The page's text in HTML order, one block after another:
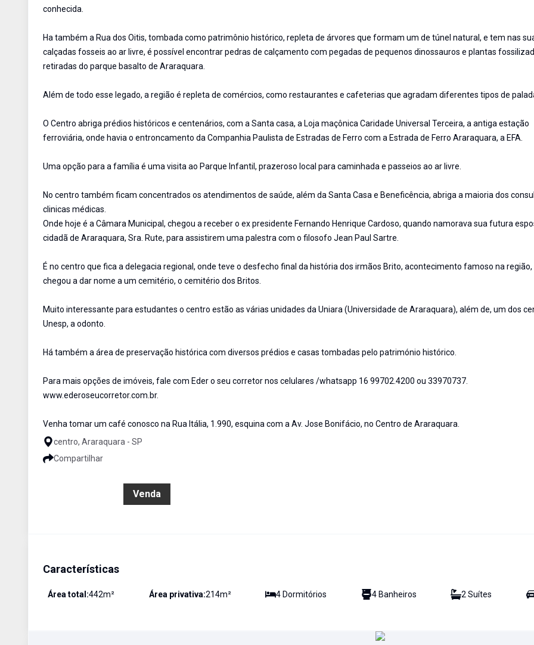
conhecida.
Ha também a Rua dos Oitis, tombada como patrimônio histórico, repleta de árvores que formam um de túnel natural, e tem nas
calçadas fosseis ao ar livre, é possível encontrar pedras de calçamento com pegadas de pequenos dinossauros e plantas
retiradas do parque basalto de Araraquara.
Além de todo esse legado, a região é repleta de comércios, como restaurantes e cafeterias que agradam diferentes tipos de
O Centro abriga prédios históricos e centenários, com a Santa casa, a Loja maçônica Caridade Universal Terceira, a antiga estação
ferroviária, onde havia o entroncamento da Companhia Paulista de Estradas de Ferro com a Estrada de Ferro Araraquara, a EFA.
Uma opção para a família é uma visita ao Parque Infantil, prazeroso local para caminhada e passeios ao ar livre.
No centro também ficam concentrados os atendimentos de saúde, além da Santa Casa e Beneficência, abriga a maioria dos
clinicas médicas.
Onde hoje é a Câmara Municipal, chegou a receber o ex presidente Fernando Henrique Cardoso, quando namorava sua futura
cidadã de Araraquara, Sra. Rute, para assistirem uma palestra com o filosofo Jean Paul Sartre.
É no centro que fica a delegacia regional, onde teve o desfecho final da história dos irmãos Brito, acontecimento famoso na região,
chegou a dar nome a um cemitério, o cemitério dos Britos.
Muito interessante para estudantes o centro estão as várias unidades da Uniara (Universidade de Araraquara), além de, um dos
Unesp, a odonto.
Há também a área de preservação histórica com diversos prédios e casas tombadas pelo património histórico.
Para mais opções de imóveis, fale com Eder o seu corretor nos celulares /whatsapp 16 99702.4200 ou 33970737.
www.ederoseucorretor.com.br.
Venha tomar um café conosco na Rua Itália, 1.990, esquina com a Av. Jose Bonifácio, no Centro de Araraquara.
centro, Araraquara - SP
Compartilhar
Venda
Características
Área total:442m² Área privativa:214m² 4 Dormitórios 4Banheiros 2 Suítes